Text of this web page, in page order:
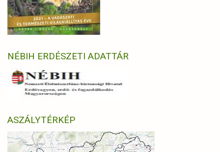
NÉBIH ERDÉSZETI ADATTÁR
ASZÁLYTÉRKÉP